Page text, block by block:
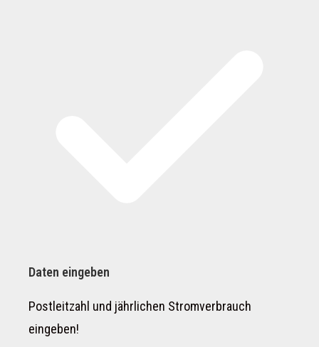
Daten eingeben
Postleitzahl und jährlichen Stromverbrauch
eingeben!